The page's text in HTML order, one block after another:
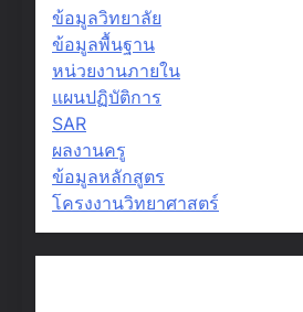
ข้อมูลวิทยาลัย
ข้อมูลพื้นฐาน
หน่วยงานภายใน
แผนปฏิบัติการ
SAR
ผลงานครู
ข้อมูลหลักสูตร
โครงงานวิทยาศาสตร์